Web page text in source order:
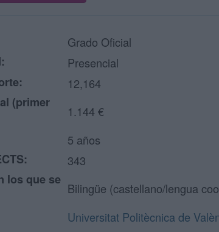
Grado Oficial
Presencial
12,164
(primer
1.144 €
5 años
343
los que se
Bilingüe (castellano/lengua
Universitat Politècnica de